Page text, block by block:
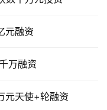
元融资
万融资
元天使+轮融资